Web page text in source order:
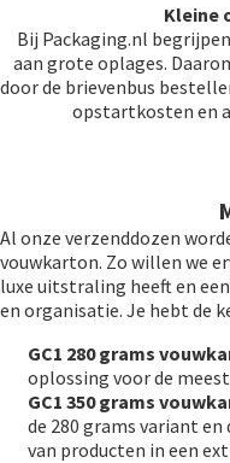
Kleine
Bij Packaging.nl
aan grote oplages.
door de brievenbus
opstartkosten en
Al onze verzenddozen
vouwkarton. Zo willen we
luxe uitstraling heeft en
en organisatie. Je hebt de
GC1 280 grams
oplossing voor de
GC1350 grams
de 280 grams variant
van producten in een